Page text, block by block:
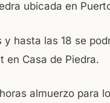
ubicada en
y hasta las 18 se
en Casa de Piedra.
almuerzo para